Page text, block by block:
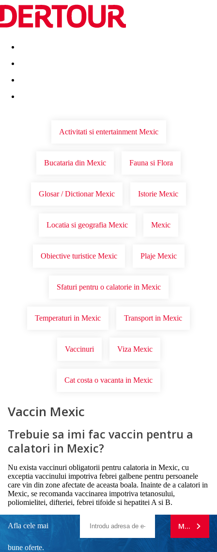
Destinatii Vacanta perfecta OFERTE DE NERATAT
Activitati si entertainment Mexic
Bucataria din Mexic Fauna si Flora
Glosar / Dictionar Mexic Istorie Mexic
Locatia si geografia Mexic Mexic
Obiective turistice Mexic Plaje Mexic
Sfaturi pentru o calatorie in Mexic
Temperaturi in Mexic Transport in Mexic
Vaccinuri Viza Mexic
Cat costa o vacanta in Mexic
Vaccin Mexic
Trebuie sa imi fac vaccin pentru a
calatori in Mexic?
Nu exista vaccinuri obligatorii pentru calatoria in Mexic, cu
exceptia vaccinului impotriva febrei galbene pentru persoanele
care vin din zone afectate de aceasta boala. Inainte de a calatori in
Mexic, se recomanda vaccinarea impotriva tetanosului,
poliomielitei, difteriei, febrei tifoide si hepatitei A si B.
Afla cele mai
bune oferte.
MA